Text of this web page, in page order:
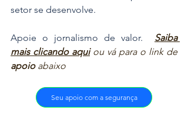
setor se desenvolve.
​Apoie o jornalismo de valor. Saiba
mais clicando aqui
ou vá para o link de
apoio abaixo
Seu apoio com a segurança